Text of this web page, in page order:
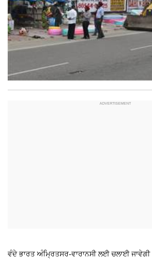
ਵੰਦੇ ਭਾਰਤ ਅੰਮ੍ਰਿਤਸਰ-ਵਾਰਾਨਸੀ ਲਈ ਚਲਾਈ ਜਾਵੇਗੀ